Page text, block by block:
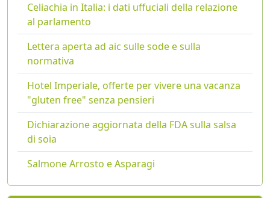
Celiachia in Italia: i dati uffuciali della relazione
al parlamento
Lettera aperta ad aic sulle sode e sulla
normativa
Hotel Imperiale, offerte per vivere una vacanza
"gluten free" senza pensieri
Dichiarazione aggiornata della FDA sulla salsa
di soia
Salmone Arrosto e Asparagi